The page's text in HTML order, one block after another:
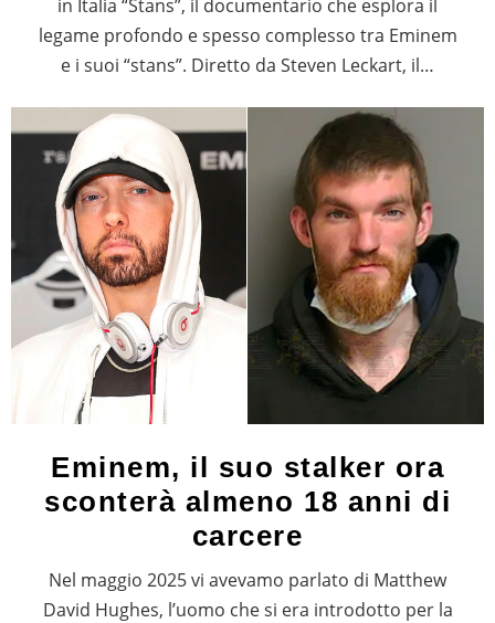
in Italia “Stans”, il documentario che esplora il
legame profondo e spesso complesso tra Eminem
e i suoi “stans”. Diretto da Steven Leckart, il…
Eminem, il suo stalker ora
sconterà almeno 18 anni di
carcere
Nel maggio 2025 vi avevamo parlato di Matthew
David Hughes, l’uomo che si era introdotto per la